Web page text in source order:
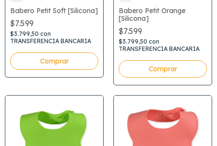
Babero Petit Soft [Silicona]
$7.599
$3.799,50 con
TRANSFERENCIA BANCARIA
Babero Petit Orange
[Silicona]
$7.599
$3.799,50 con
TRANSFERENCIA BANCARIA